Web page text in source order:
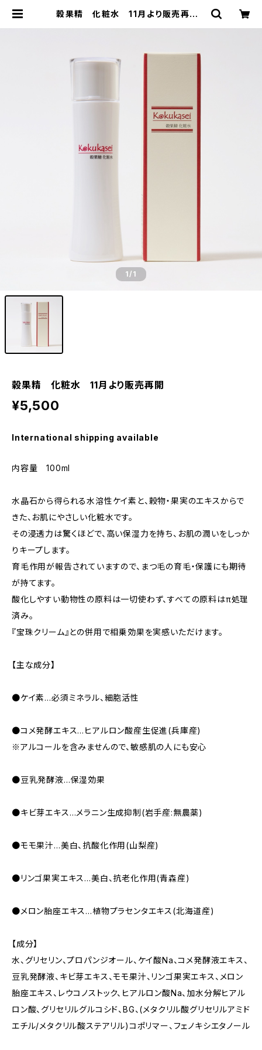
穀果精 化粧水 11月より販売再開 |
1/1
穀果精 化粧水 11月より販売再開
¥5,500
International shipping available
内容量 100ml
水晶石から得られる水溶性ケイ素と、穀物・果実のエキスからで
きた、お肌にやさしい化粧水です。
その浸透力は驚くほどで、高い保湿力を持ち、お肌の潤いをしっか
りキープします。
育毛作用が報告されていますので、まつ毛の育毛・保護にも期待
が持てます。
酸化しやすい動物性の原料は一切使わず、すべての原料はπ処理
済み。
『宝珠クリーム』との併用で相乗効果を実感いただけます。
【主な成分】
●ケイ素…必須ミネラル、細胞活性
●コメ発酵エキス…ヒアルロン酸産生促進(兵庫産)
※アルコールを含みませんので、敏感肌の人にも安心
●豆乳発酵液…保湿効果
●キビ芽エキス…メラニン生成抑制(岩手産:無農薬)
●モモ果汁…美白、抗酸化作用(山梨産)
●リンゴ果実エキス…美白、抗老化作用(青森産)
●メロン胎座エキス…植物プラセンタエキス(北海道産)
【成分】
水、グリセリン、プロパンジオール、ケイ酸Na、コメ発酵液エキス、
豆乳発酵液、キビ芽エキス、モモ果汁、リンゴ果実エキス、メロン
胎座エキス、レウコノストック、ヒアルロン酸Na、加水分解ヒアル
ロン酸、グリセリルグルコシド、BG、(メタクリル酸グリセリルアミド
エチル/メタクリル酸ステアリル)コポリマー、フェノキシエタノール